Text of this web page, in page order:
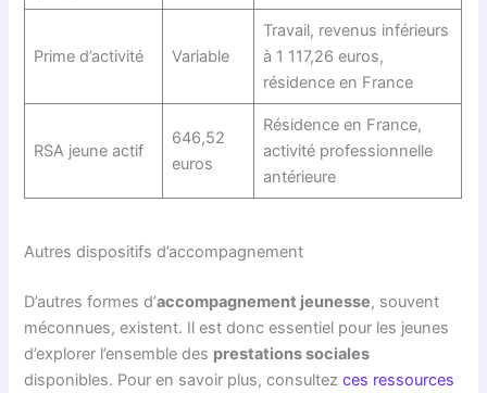
Prime d’activité Variable
Travail, revenus inférieurs
à 1 117,26 euros,
résidence en France
RSA jeune actif
646,52
euros
Résidence en France,
activité professionnelle
antérieure
Autres dispositifs d’accompagnement
D’autres formes d’accompagnement jeunesse, souvent
méconnues, existent. Il est donc essentiel pour les jeunes
d’explorer l’ensemble des prestations sociales
disponibles. Pour en savoir plus, consultezces ressources